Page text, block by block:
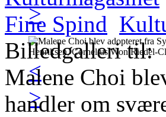
>
<
>
Billedgalleri til:
Malene Choi
handler om